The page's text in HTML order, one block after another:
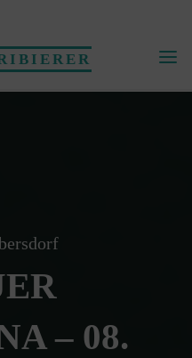
– 08.